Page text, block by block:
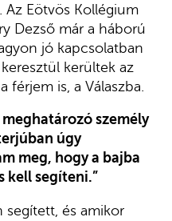
Az Eötvös Kollégium
Dezső már a háború
jó kapcsolatban
kerültek az
férjem is, a Válaszba.
személy
úgy
meg, hogy a bajba
kell segíteni.”
és amikor